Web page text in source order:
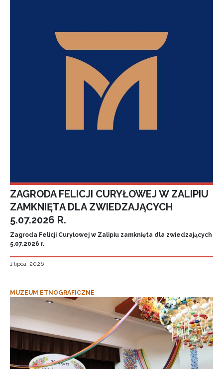
ZAGRODA FELICJI CURYŁOWEJ W ZALIPIU
ZAMKNIĘTA DLA ZWIEDZAJĄCYCH
5.07.2026 R.
Zagroda Felicji Curyłowej w Zalipiu zamknięta dla zwiedzających
5.07.2026 r.
1 lipca, 2026
MUZEUM ETNOGRAFICZNE